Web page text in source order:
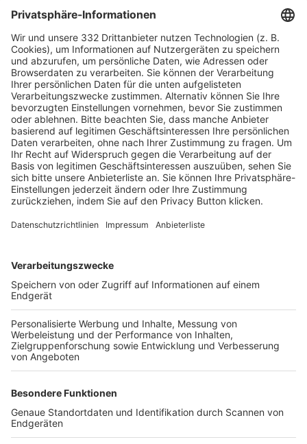
HÄUFIG BESUCHTE SEITEN
Pässe und Vereinswechsel
Trainerausbildung
Schulungsangebot Vereinsmitarbeiter
BFV-Geschäftsstellen
Trainerbörse
Login SpielPlus
FOLGE DEM BFV
TOP-VEREINE
TOP-PARTNER